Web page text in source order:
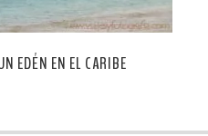
EDÉN EN EL CARIBE